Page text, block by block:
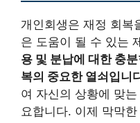
개인회생은 재정 회복
은 도움이 될 수 있는
용 및 분납에 대한 충
복의 중요한 열쇠입니
여 자신의 상황에 맞
요합니다. 이제 막막